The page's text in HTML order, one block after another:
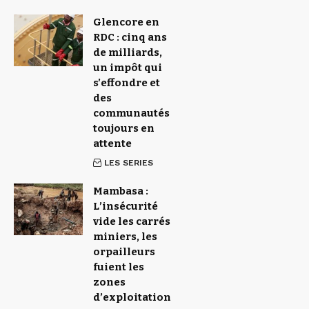
Glencore en
RDC : cinq ans
de milliards,
un impôt qui
s’effondre et
des
communautés
toujours en
attente
LES SERIES
Mambasa :
L’insécurité
vide les carrés
miniers, les
orpailleurs
fuient les
zones
d’exploitation